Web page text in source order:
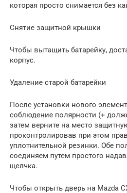
которая просто снимается без
Снятие защитной крышки
Чтобы вытащить батарейку,
корпус.
Удаление старой батарейки
После установки нового
соблюдение полярности (+
затем верните на место
проконтролировав при этом
уплотнительной резинки. Обе
соединяем путем простого
щелчка.
Чтобы открыть дверь на Mazda